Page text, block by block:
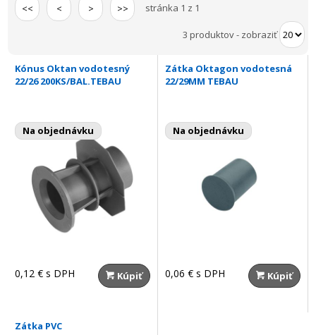
<< < > >> stránka 1 z 1
3 produktov- zobraziť
Kónus Oktan vodotesný
22/26 200KS/BAL.TEBAU
Na objednávku
0,12 €s DPH Kúpiť
Zátka Oktagon vodotesná
22/29MM TEBAU
Na objednávku
0,06 € s DPH Kúpiť
Zátka PVC